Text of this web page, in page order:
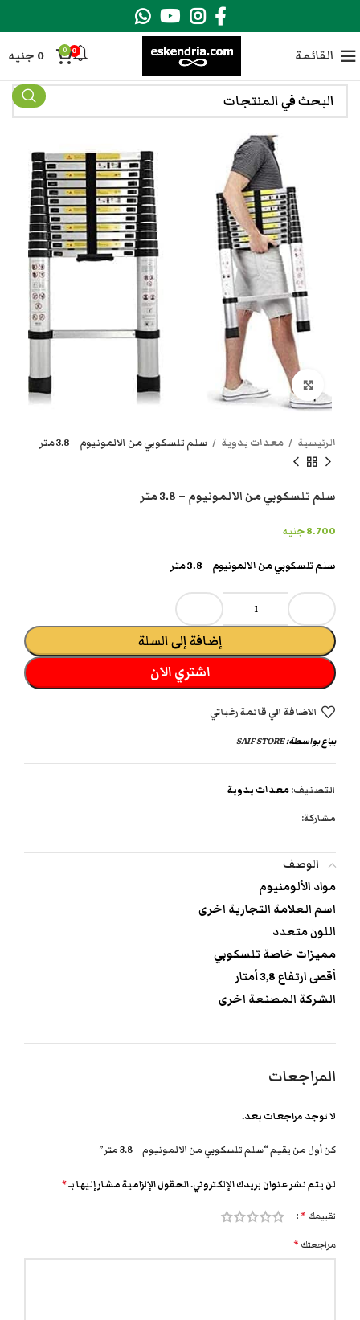
القائمة 0
0
0 جنيه
انقر هنا لتكبير الصورة
الرئيسية معدات يدوية سلم تلسكوبي من الالمونيوم – 3.8 متر
سلم تلسكوبي من الالمونيوم – 3.8 متر
8.700جنيه
سلم تلسكوبي من الالمونيوم – 3.8 متر
إضافة إلى السلة
اشتري الان
الاضافة الي قائمة رغباتي
يباع بواسطة:SAIF STORE
التصنيف:معدات يدوية
مشاركة:
الوصف
مواد الألومنيوم
اسم العلامة التجارية اخرى
اللون متعدد
مميزات خاصة تلسكوبي
أقصى ارتفاع 3,8 أمتار
الشركة المصنعة اخرى
المراجعات
لا توجد مراجعات بعد.
كن أول من يقيم “سلم تلسكوبي من الالمونيوم – 3.8 متر”
لن يتم نشر عنوان بريدك الإلكتروني.الحقول الإلزامية مشار إليها بـ*
تقييمك *
مراجعتك *